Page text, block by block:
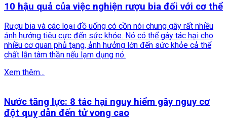
10 hậu quả của việc nghiện rượu bia đối với cơ thể
Rượu bia và các loại đồ uống có cồn nói chung gây rất nhiều
ảnh hưởng tiêu cực đến sức khỏe. Nó có thể gây tác hại cho
nhiều cơ quan phủ tạng, ảnh hưởng lớn đến sức khỏe cả thể
chất lẫn tâm thần nếu lạm dụng nó.
Xem thêm...
Nước tăng lực: 8 tác hại nguy hiểm gây nguy cơ
đột quỵ dẫn đến tử vong cao